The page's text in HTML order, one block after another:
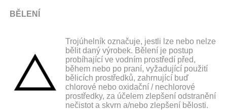
BĚLENÍ
Trojúhelník označuje, jestli lze nebo nelze
bělit daný výrobek. Bělení je postup
probíhající ve vodním prostředí před,
během nebo po praní, vyžadující použití
bělicích prostředků, zahrnující buď
chlorové nebo oxidační / nechlorové
prostředky, za účelem zlepšení odstranění
nečistot a skvrn a/nebo zlepšení bělosti.